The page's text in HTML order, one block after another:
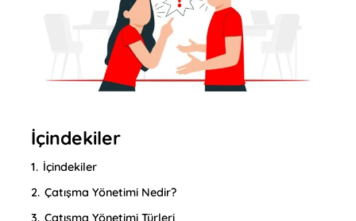
İçindekiler
1. İçindekiler
2. Çatışma Yönetimi Nedir?
3. Çatışma Yönetimi Türleri